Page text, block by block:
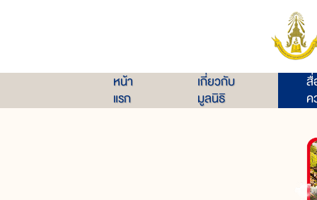
หน้า
แรก
เกี่ยวกับ
มูลนิธิ
สื่
ค